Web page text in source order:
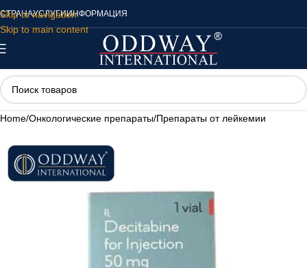
Skip to navigation
Skip to main content
СТРАНАУСЛУГИИНФОРМАЦИЯ
Home/Онкологические препараты/Препараты от лейкемии